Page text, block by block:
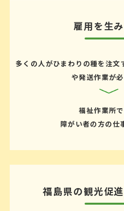
雇用を生
多くの人がひまわりの種を注文
や発送作業が必
福祉作業所
障がい者の方の仕
福島県の観光促